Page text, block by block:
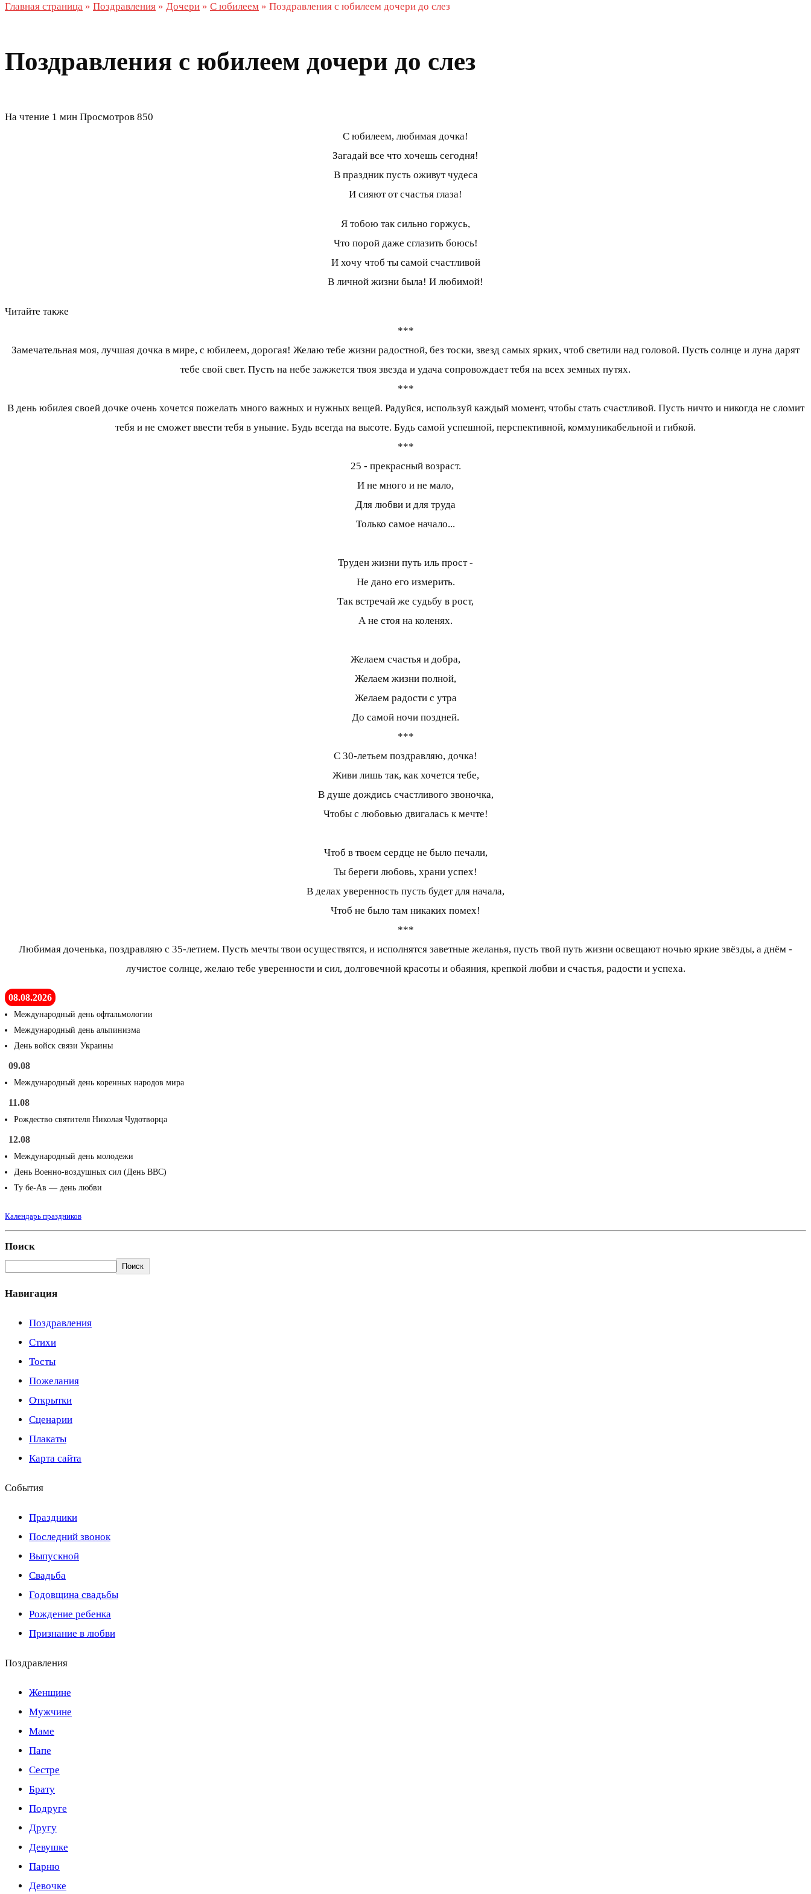
Главная страница » Поздравления » Дочери » С юбилеем » Поздравления с юбилеем дочери до слез
Поздравления с юбилеем дочери до слез
На чтение 1 мин Просмотров 850
С юбилеем, любимая дочка!
Загадай все что хочешь сегодня!
В праздник пусть оживут чудеса
И сияют от счастья глаза!
Я тобою так сильно горжусь,
Что порой даже сглазить боюсь!
И хочу чтоб ты самой счастливой
В личной жизни была! И любимой!
Читайте также
***
Замечательная моя, лучшая дочка в мире, с юбилеем, дорогая! Желаю тебе жизни радостной, без тоски, звезд самых ярких, чтоб светили над головой. Пусть солнце и луна дарят
тебе свой свет. Пусть на небе зажжется твоя звезда и удача сопровождает тебя на всех земных путях.
***
В день юбилея своей дочке очень хочется пожелать много важных и нужных вещей. Радуйся, используй каждый момент, чтобы стать счастливой. Пусть ничто и никогда не сломит
тебя и не сможет ввести тебя в уныние. Будь всегда на высоте. Будь самой успешной, перспективной, коммуникабельной и гибкой.
***
25 - прекрасный возраст.
И не много и не мало,
Для любви и для труда
Только самое начало...
Труден жизни путь иль прост -
Не дано его измерить.
Так встречай же судьбу в рост,
А не стоя на коленях.
Желаем счастья и добра,
Желаем жизни полной,
Желаем радости с утра
До самой ночи поздней.
***
С 30-летьем поздравляю, дочка!
Живи лишь так, как хочется тебе,
В душе дождись счастливого звоночка,
Чтобы с любовью двигалась к мечте!
Чтоб в твоем сердце не было печали,
Ты береги любовь, храни успех!
В делах уверенность пусть будет для начала,
Чтоб не было там никаких помех!
***
Любимая доченька, поздравляю с 35-летием. Пусть мечты твои осуществятся, и исполнятся заветные желанья, пусть твой путь жизни освещают ночью яркие звёзды, а днём -
лучистое солнце, желаю тебе уверенности и сил, долговечной красоты и обаяния, крепкой любви и счастья, радости и успеха.
08.08.2026
Международный день офтальмологии
Международный день альпинизма
День войск связи Украины
09.08
Международный день коренных народов мира
11.08
Рождество святителя Николая Чудотворца
12.08
Международный день молодежи
День Военно-воздушных сил (День ВВС)
Ту бе-Ав — день любви
Календарь праздников
Поиск
Поиск
Навигация
Поздравления
Стихи
Тосты
Пожелания
Открытки
Сценарии
Плакаты
Карта сайта
События
Праздники
Последний звонок
Выпускной
Свадьба
Годовщина свадьбы
Рождение ребенка
Признание в любви
Поздравления
Женщине
Мужчине
Маме
Папе
Сестре
Брату
Подруге
Другу
Девушке
Парню
Девочке